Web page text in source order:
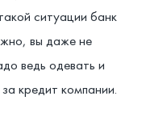
ситуации банк
вы даже не
ведь одевать и
кредит компании.